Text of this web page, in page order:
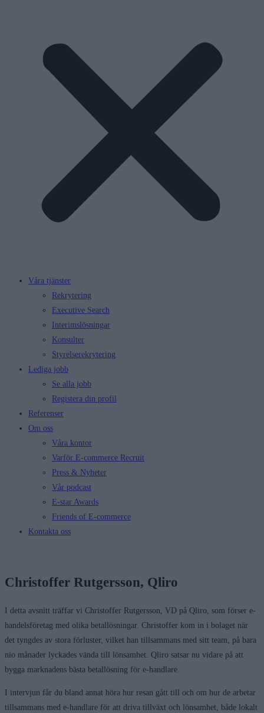
Våra tjänster
Rekrytering
Executive Search
Interimslösningar
Konsulter
Styrelserekrytering
Lediga jobb
Se alla jobb
Registera din profil
Referenser
Om oss
Våra kontor
Varför E-commerce Recruit
Press & Nyheter
Vår podcast
E-star Awards
Friends of E-commerce
Kontakta oss
Christoffer Rutgersson, Qliro
I detta avsnitt träffar vi Christoffer Rutgersson, VD på Qliro, som förser e-
handelsföretag med olika betallösningar. Christoffer kom in i bolaget när
det tyngdes av stora förluster, vilket han tillsammans med sitt team, på bara
nio månader lyckades vända till lönsamhet. Qliro satsar nu vidare på att
bygga marknadens bästa betallösning för e-handlare.
I intervjun får du bland annat höra hur resan gått till och om hur de arbetar
tillsammans med e-handlare för att driva tillväxt och lönsamhet, både lokalt